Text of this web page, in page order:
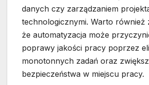
danych czy zarządzaniem
technologicznymi. Warto również
że automatyzacja może
poprawy jakości pracy poprzez
monotonnych zadań oraz
bezpieczeństwa w miejscu pracy.